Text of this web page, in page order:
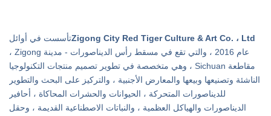
Zigong City Red Tiger Culture & Art Co. ، Ltdتأسست في أوائل
عام 2016 ، والتي تقع في مسقط رأس الديناصورات - مدينة Zigong ،
مقاطعة Sichuan ، وهي متخصصة في تطوير تصميم منتجات التكنولوجيا
الناشئة وتصنيعها وبيعها والمعارض الأجنبية ، والتركيز على البحث والتطوير
للديناصورات المتحركة ، الحيوانات والحشرات المحاكاة ، أحافير
الديناصورات والهياكل العظمية ، والنباتات الاصطناعية القديمة ، وحقل